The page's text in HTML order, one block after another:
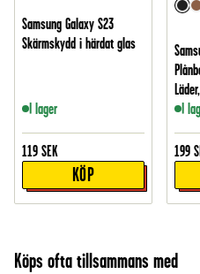
Samsung Galaxy S23
Skärmskydd i härdat glas
I lager
119 SEK
KÖP
I
199
Köps ofta tillsammans med